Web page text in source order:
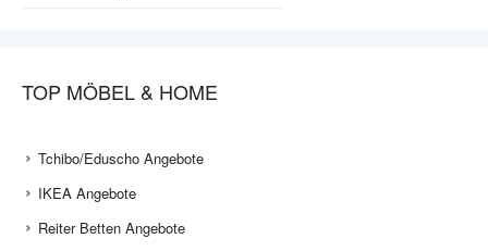
TOP MÖBEL & HOME
Tchibo/Eduscho Angebote
IKEA Angebote
Reiter Betten Angebote